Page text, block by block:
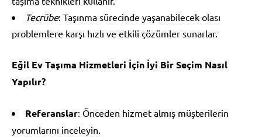
Tecrübe: Taşınma sürecinde yaşanabilecek olası
problemlere karşı hızlı ve etkili çözümler sunarlar.
Eğil Ev Taşıma Hizmetleri İçin İyi Bir Seçim Nasıl
Yapılır?
Referanslar: Önceden hizmet almış müşterilerin
yorumlarını inceleyin.